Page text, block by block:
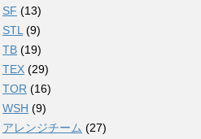
SF (13)
STL (9)
TB (19)
TEX (29)
TOR (16)
WSH (9)
アレンジチーム (27)